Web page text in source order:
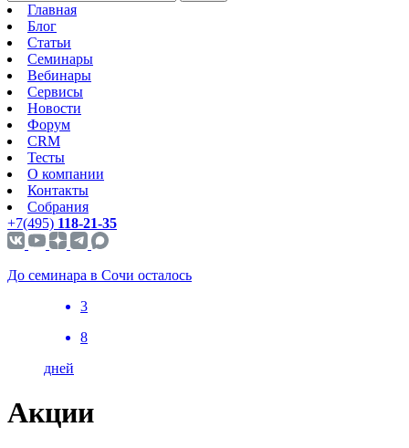
Главная
Блог
Статьи
Семинары
Вебинары
Сервисы
Новости
Форум
CRM
Тесты
О компании
Контакты
Собрания
+7(495) 118-21-35
До семинара в Сочи осталось
3
8
дней
Акции